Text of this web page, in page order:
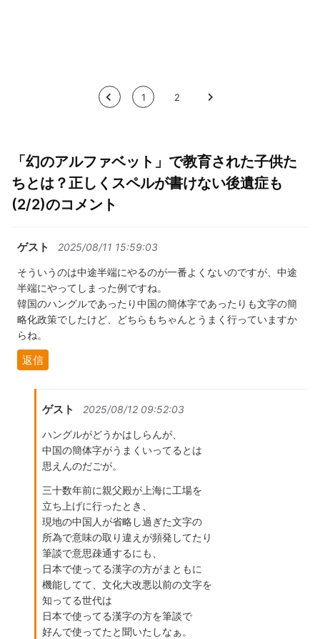
< 1 2 >
「幻のアルファベット」で教育された子供た
ちとは？正しくスペルが書けない後遺症も
(2/2)のコメント
ゲスト 2025/08/11 15:59:03
そういうのは中途半端にやるのが一番よくないのですが、中途
半端にやってしまった例ですね。
韓国のハングルであったり中国の簡体字であったりも文字の簡
略化政策でしたけど、どちらもちゃんとうまく行っていますか
らね。
返信
ゲスト 2025/08/12 09:52:03
ハングルがどうかはしらんが、
中国の簡体字がうまくいってるとは
思えんのだごが。
三十数年前に親父殿が上海に工場を
立ち上げに行ったとき、
現地の中国人が省略し過ぎた文字の
所為で意味の取り違えが頻発してたり
筆談で意思疎通するにも、
日本で使ってる漢字の方がまともに
機能してて、文化大改悪以前の文字を
知ってる世代は
日本で使ってる漢字の方を筆談で
好んで使ってたと聞いたしなぁ。